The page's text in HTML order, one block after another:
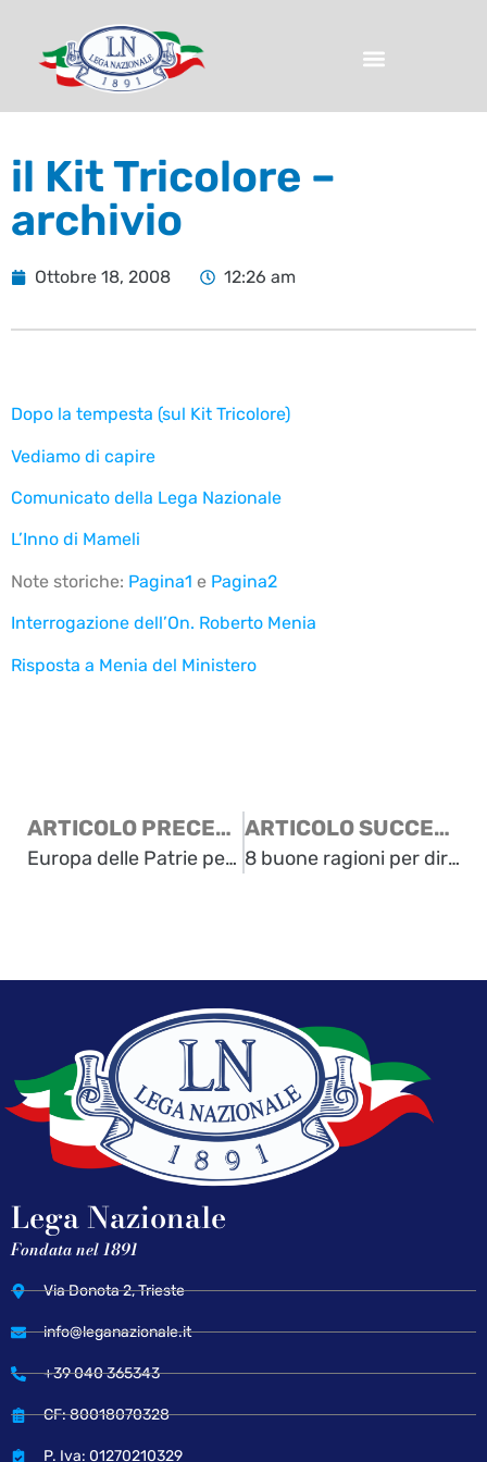
il Kit Tricolore –
archivio
Ottobre 18, 2008 12:26 am
Dopo la tempesta (sul Kit Tricolore)
Vediamo di capire
Comunicato della Lega Nazionale
L’Inno di Mameli
Note storiche: Pagina1 e Pagina2
Interrogazione dell’On. Roberto Menia
Risposta a Menia del Ministero
ARTICOLO PRECEDENTE
Europa delle Patrie per una Patria europea di Paolo Sardos Albertini
ARTICOLO SUCCESSIVO
8 buone ragioni per dire NO al bilinguismo
Lega Nazionale
Fondata nel 1891
Via Donota 2, Trieste
info@leganazionale.it
+39 040 365343
CF: 80018070328
P. Iva: 01270210329